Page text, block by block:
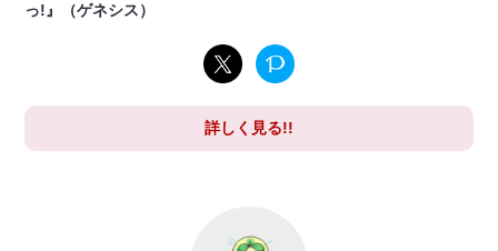
っ!』（ゲネシス）
詳しく見る!!